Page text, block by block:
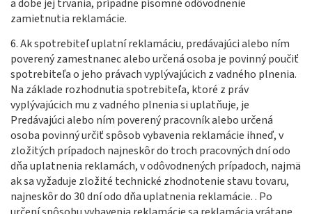
a dobe jej trvania, prípadne písomné odôvodnenie
zamietnutia reklamácie.
6. Ak spotrebiteľ uplatní reklamáciu, predávajúci alebo ním
poverený zamestnanec alebo určená osoba je povinný poučiť
spotrebiteľa o jeho právach vyplývajúcich z vadného plnenia.
Na základe rozhodnutia spotrebiteľa, ktoré z práv
vyplývajúcich mu z vadného plnenia si uplatňuje, je
Predávajúci alebo ním poverený pracovník alebo určená
osoba povinný určiť spôsob vybavenia reklamácie ihneď, v
zložitých prípadoch najneskôr do troch pracovných dní odo
dňa uplatnenia reklamách, v odôvodnených prípadoch, najmä
ak sa vyžaduje zložité technické zhodnotenie stavu tovaru,
najneskôr do 30 dní odo dňa uplatnenia reklamácie. . Po